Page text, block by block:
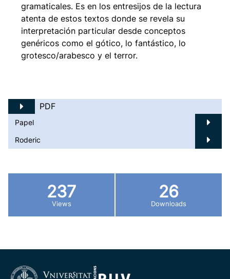
gramaticales. Es en los entresijos de la lectura
atenta de estos textos donde se revela su
interpretación particular desde conceptos
genéricos como el gótico, lo fantástico, lo
grotesco/arabesco y el terror.
PDF
Papel
Roderic
237
Views
26
Downloads